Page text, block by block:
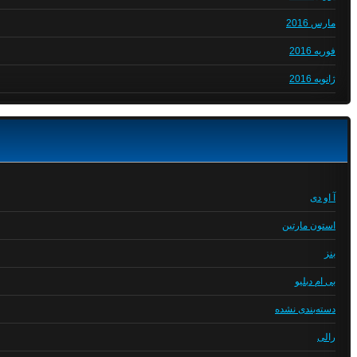
مارس 2016
فوریه 2016
ژانویه 2016
آ او دی
استون مارتین
بنز
بی ام دبلیو
دسته‌بندی نشده
رالی